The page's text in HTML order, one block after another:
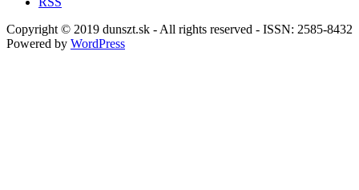
Copyright © 2019 dunszt.sk - All rights reserved - ISSN: 2585-8432
Powered by WordPress